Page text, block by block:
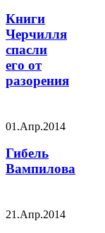
Книги
Черчилля
спасли
его от
разорения
01.Апр.2014
Гибель
Вампилова
21.Апр.2014